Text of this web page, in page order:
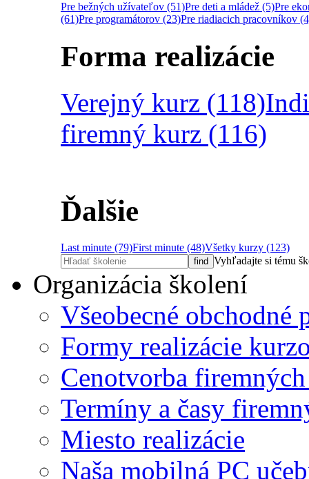
Pre bežných užívateľov (51)Pre deti a mládež (5)Pre
(61)Pre programátorov (23)Pre riadiacich pracovníkov
Forma realizácie
Verejný kurz (118)
firemný kurz (116)
Ďalšie
Last minute (79)First minute (48)Všetky kurzy (123)
Vyhľadajte si tému
Organizácia školení
Všeobecné obchodné
Formy realizácie
Cenotvorba
Termíny a časy
Miesto realizácie
Naša mobilná PC